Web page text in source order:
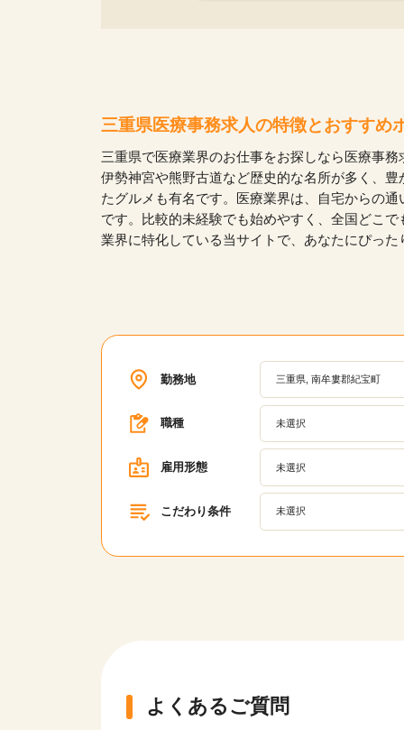
三重県医療事務求人の特徴とおすすめ
三重県で医療業界のお仕事をお探しなら医療事務
伊勢神宮や熊野古道など歴史的な名所が多く、
たグルメも有名です。医療業界は、自宅からの
です。比較的未経験でも始めやすく、全国どこ
業界に特化している当サイトで、あなたにぴっ
勤務地 三重県, 南牟婁郡紀宝町
職種 未選択
雇用形態 未選択
こだわり条件 未選択
よくあるご質問